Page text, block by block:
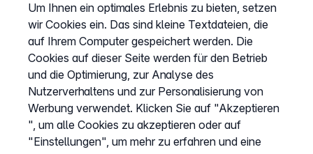
AGB
Datenschutz
Impressum
Cookies anpassen
Service
Um Ihnen ein optimales Erlebnis zu bieten, setzen
wir Cookies ein. Das sind kleine Textdateien, die
auf Ihrem Computer gespeichert werden. Die
Cookies auf dieser Seite werden für den Betrieb
und die Optimierung, zur Analyse des
Nutzerverhaltens und zur Personalisierung von
Werbung verwendet. Klicken Sie auf "Akzeptieren
", um alle Cookies zu akzeptieren oder auf
"Einstellungen", um mehr zu erfahren und eine